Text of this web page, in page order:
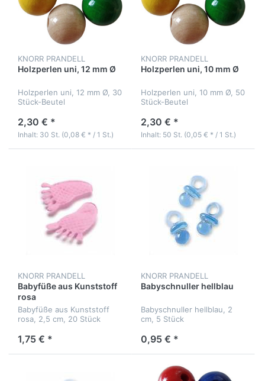
KNORR PRANDELL
Holzperlen uni, 12 mm Ø
Holzperlen uni, 12 mm Ø, 30
Stück-Beutel
2,30 € *
Inhalt: 30 St. (0,08 € * / 1 St.)
KNORR PRANDELL
Holzperlen uni, 10 mm Ø
Holzperlen uni, 10 mm Ø, 50
Stück-Beutel
2,30 € *
Inhalt: 50 St. (0,05 € * / 1 St.)
KNORR PRANDELL
Babyfüße aus Kunststoff
rosa
Babyfüße aus Kunststoff
rosa, 2,5 cm, 20 Stück
1,75 € *
KNORR PRANDELL
Babyschnuller hellblau
Babyschnuller hellblau, 2
cm, 5 Stück
0,95 € *